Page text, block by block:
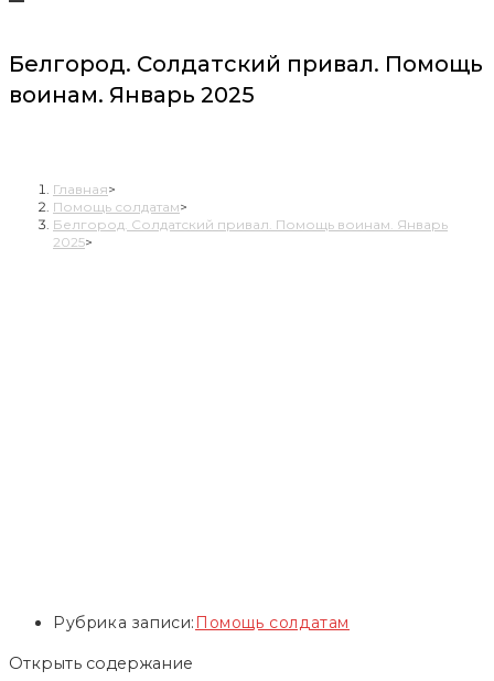
Белгород. Солдатский привал. Помощь
воинам. Январь 2025
Главная>
Помощь солдатам>
Белгород. Солдатский привал. Помощь воинам. Январь
2025>
Рубрика записи: Помощь солдатам
Открыть содержание